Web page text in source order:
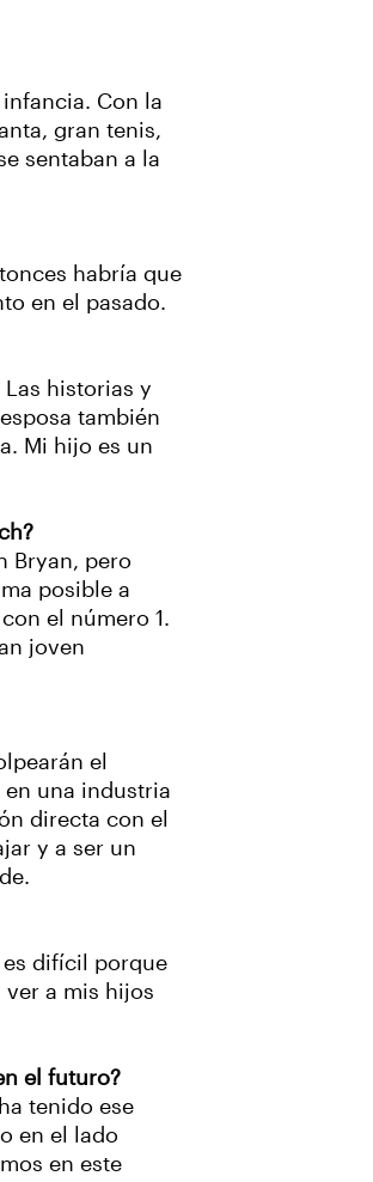
Con la
gran tenis,
sentaban a la
habría que
en el pasado.
historias y
también
Mi hijo es un
Bryan, pero
posible a
el número 1.
joven
el
una industria
directa con el
y a ser un
es difícil porque
a mis hijos
el futuro?
tenido ese
en el lado
en este